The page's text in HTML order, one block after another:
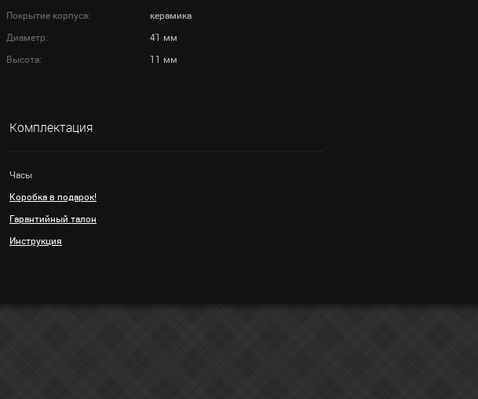
Покрытие корпуса:
керамика
Диаметр:
41 мм
Высота:
11 мм
Комплектация
Часы
Коробка в подарок!
Гарантийный талон
Инструкция